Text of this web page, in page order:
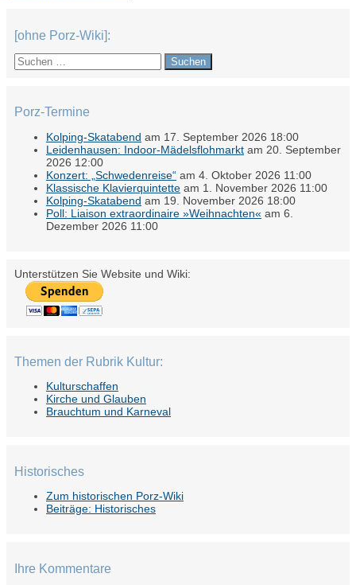
[ohne Porz-Wiki]:
Suchen
nach:
Porz-Termine
Kolping-Skatabend am 17. September 2026 18:00
Leidenhausen: Indoor-Mädelsflohmarkt am 20. September
2026 12:00
Konzert: „Schwedenreise“ am 4. Oktober 2026 11:00
Klassische Klavierquintette am 1. November 2026 11:00
Kolping-Skatabend am 19. November 2026 18:00
Poll: Liaison extraordinaire »Weihnachten« am 6.
Dezember 2026 11:00
Unterstützen Sie Website und Wiki:
Themen der Rubrik Kultur:
Kulturschaffen
Kirche und Glauben
Brauchtum und Karneval
Historisches
Zum historischen Porz-Wiki
Beiträge: Historisches
Ihre Kommentare